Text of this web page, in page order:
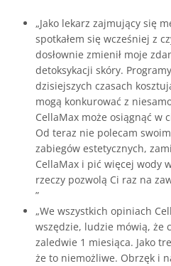
„Jako lekarz zajmujący się
spotkałem się wcześniej z
dosłownie zmienił moje
detoksykacji skóry.
dzisiejszych czasach
mogą konkurować z
CellaMax może osiągnąć w
Od teraz nie polecam
zabiegów estetycznych,
CellaMax i pić więcej wody
rzeczy pozwolą Ci raz na
”
„We wszystkich opiniach
wszędzie, ludzie mówią, że
zaledwie 1 miesiąca. Jako
że to niemożliwe. Obrzęk i